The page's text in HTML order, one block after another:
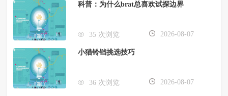
科普：为什么brat总喜欢试探边界
35 次浏览 2026-08-07
小猫铃铛挑选技巧
36 次浏览 2026-08-07